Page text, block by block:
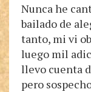
Nunca he
bailado de
tanto, mi vi
luego mil
llevo cuenta
pero